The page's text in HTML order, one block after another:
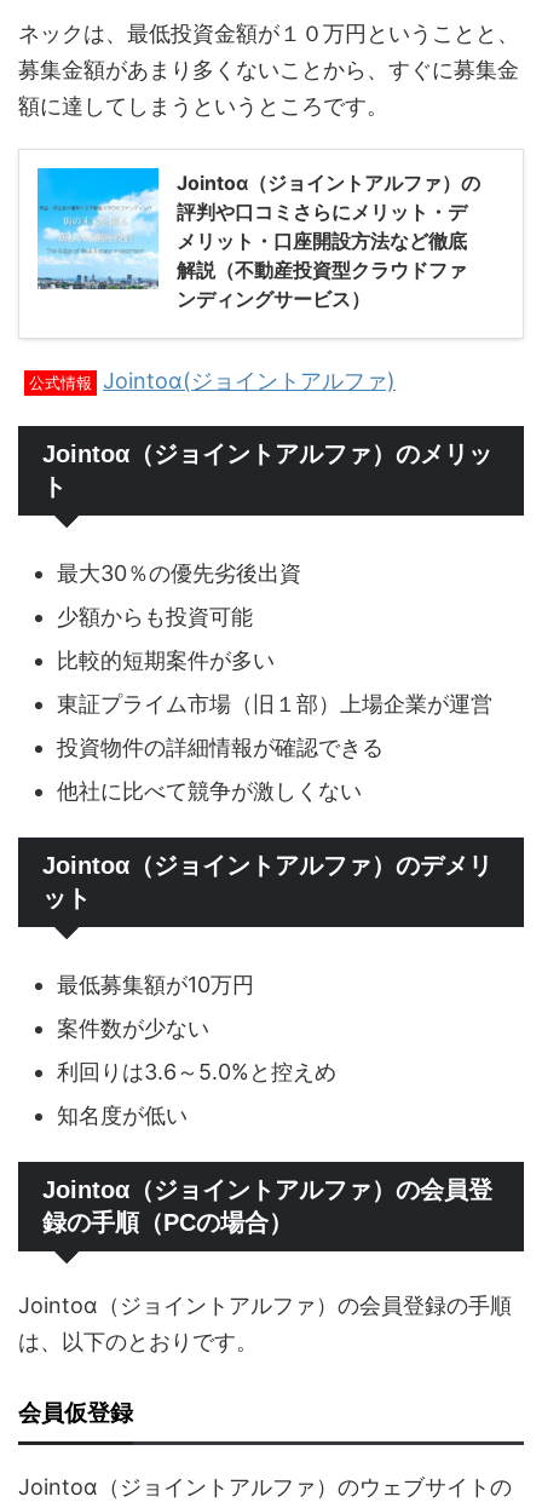
ネックは、最低投資金額が１０万円ということと、
募集金額があまり多くないことから、すぐに募集金
額に達してしまうというところです。
Jointoα（ジョイントアルファ）の
評判や口コミさらにメリット・デ
メリット・口座開設方法など徹底
解説（不動産投資型クラウドファ
ンディングサービス）
公式情報 Jointoα(ジョイントアルファ)
Jointoα（ジョイントアルファ）のメリッ
ト
最大30％の優先劣後出資
少額からも投資可能
比較的短期案件が多い
東証プライム市場（旧１部）上場企業が運営
投資物件の詳細情報が確認できる
他社に比べて競争が激しくない
Jointoα（ジョイントアルファ）のデメリ
ット
最低募集額が10万円
案件数が少ない
利回りは3.6～5.0%と控えめ
知名度が低い
Jointoα（ジョイントアルファ）の会員登
録の手順（PCの場合）
Jointoα（ジョイントアルファ）の会員登録の手順
は、以下のとおりです。
会員仮登録
Jointoα（ジョイントアルファ）のウェブサイトの